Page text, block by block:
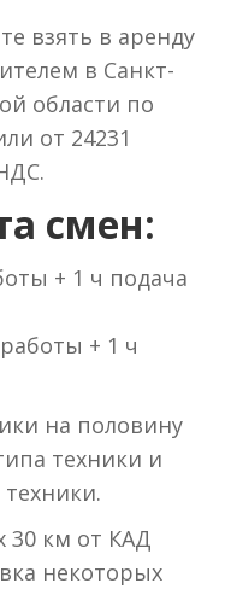
взять в аренду
в Санкт-
области по
от 24231
смен:
+ 1 ч подача
+ 1 ч
на половину
техники и
30 км от КАД
некоторых